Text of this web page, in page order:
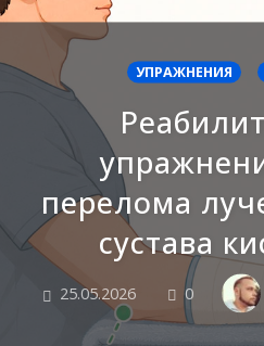
УПРАЖНЕНИЯ
перелома
сустава
25.05.2026 0